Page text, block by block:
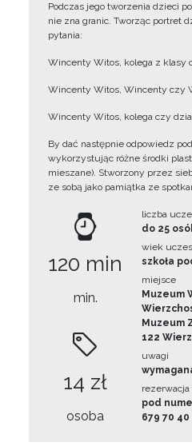
Podczas jego tworzenia dzieci
nie zna granic. Tworząc portret
pytania:
Wincenty Witos, kolega z klasy
Wincenty Witos, Wincenty czy
Wincenty Witos, kolega czy
By dać następnie odpowiedz
wykorzystując różne środki
mieszane). Stworzony przez
ze sobą jako pamiątka ze
120 min
min.
14 zł
osoba
liczba
do 25
wiek
szkoła
miejsce
Muzeum
Muzeum
122
uwagi
rezerwacja
pod
679 70 40